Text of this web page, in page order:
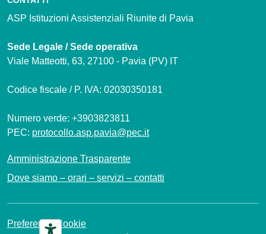
ASP Istituzioni Assistenziali Riunite di Pavia
Sede Legale / Sede operativa
Viale Matteotti, 63, 27100 - Pavia (PV) IT
Codice fiscale / P. IVA: 02030350181
Numero verde: +3903823811
PEC: protocollo.asp.pavia@pec.it
Amministrazione Trasparente
Dove siamo – orari – servizi – contatti
Preferenze Cookie